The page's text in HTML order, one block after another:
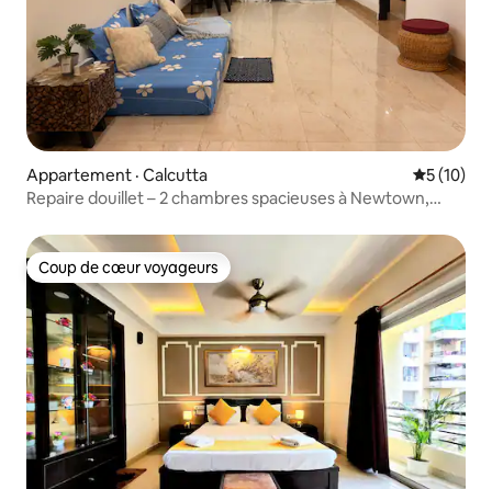
Appartement · Calcutta Note
5 (10)
Repaire douillet – 2 chambres spacieuses à Newtown,
Coup de cœur voyageurs
Coup de cœur voyageurs